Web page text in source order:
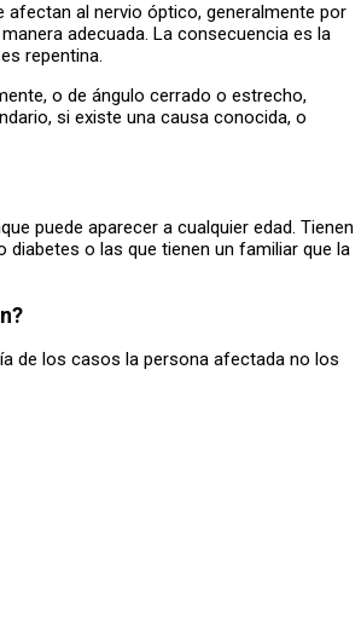
afectan al nervio óptico, generalmente por
adecuada. La consecuencia es la
repentina.
o de ángulo cerrado o estrecho,
si existe una causa conocida, o
puede aparecer a cualquier edad. Tienen
o las que tienen un familiar que la
de los casos la persona afectada no los